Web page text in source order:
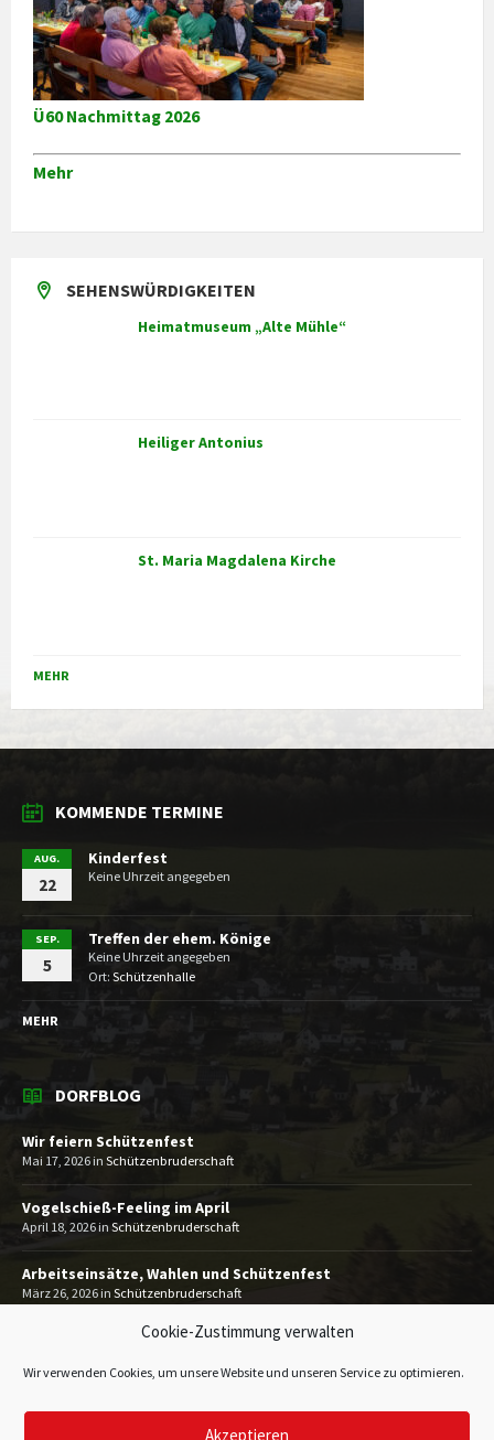
Cookie-Zustimmung verwalten
Wir verwenden Cookies, um unsere Website und unseren Service zu optimieren.
Akzeptieren
Ü60 Nachmittag 2026
Mehr
SEHENSWÜRDIGKEITEN
Heimatmuseum „Alte Mühle“
Heiliger Antonius
St. Maria Magdalena Kirche
MEHR
KOMMENDE TERMINE
AUG.
22
Kinderfest
Keine Uhrzeit angegeben
SEP.
5
Treffen der ehem. Könige
Keine Uhrzeit angegeben
Ort: Schützenhalle
MEHR
DORFBLOG
Wir feiern Schützenfest
Mai 17, 2026 in Schützenbruderschaft
Vogelschieß-Feeling im April
April 18, 2026in Schützenbruderschaft
Arbeitseinsätze, Wahlen und Schützenfest
März 26, 2026 in Schützenbruderschaft